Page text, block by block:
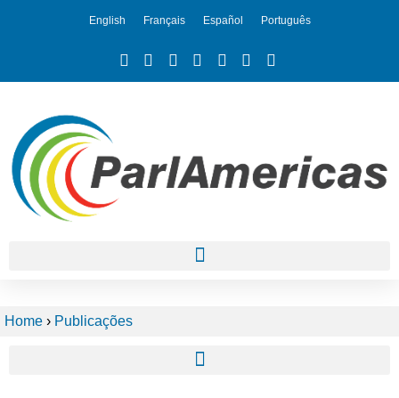
English Français Español Português
Home › Publicações